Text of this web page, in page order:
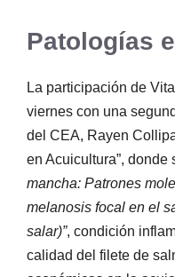
Patologías
La participación de
viernes con una
del CEA, Rayen
en Acuicultura”, donde
mancha: Patrones
melanosis focal en el
salar)”, condición
calidad del filete de